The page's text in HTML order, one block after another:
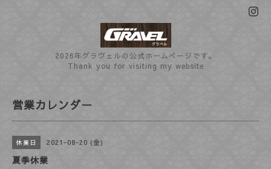
2026年グラヴェルの公式ホームぺージです。
Thank you for visiting my website
営業カレンダー
休業日 2021-08-20 (金)
夏季休業